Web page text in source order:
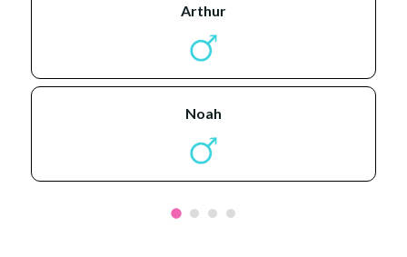
arthur
noah